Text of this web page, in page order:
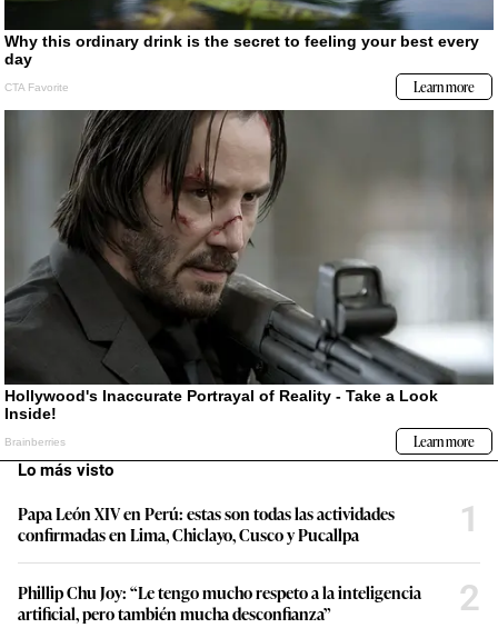
Lo más visto
Papa León XIV en Perú: estas son todas las actividades
confirmadas en Lima, Chiclayo, Cusco y Pucallpa
1
Phillip Chu Joy: “Le tengo mucho respeto a la inteligencia
artificial, pero también mucha desconfianza”
2